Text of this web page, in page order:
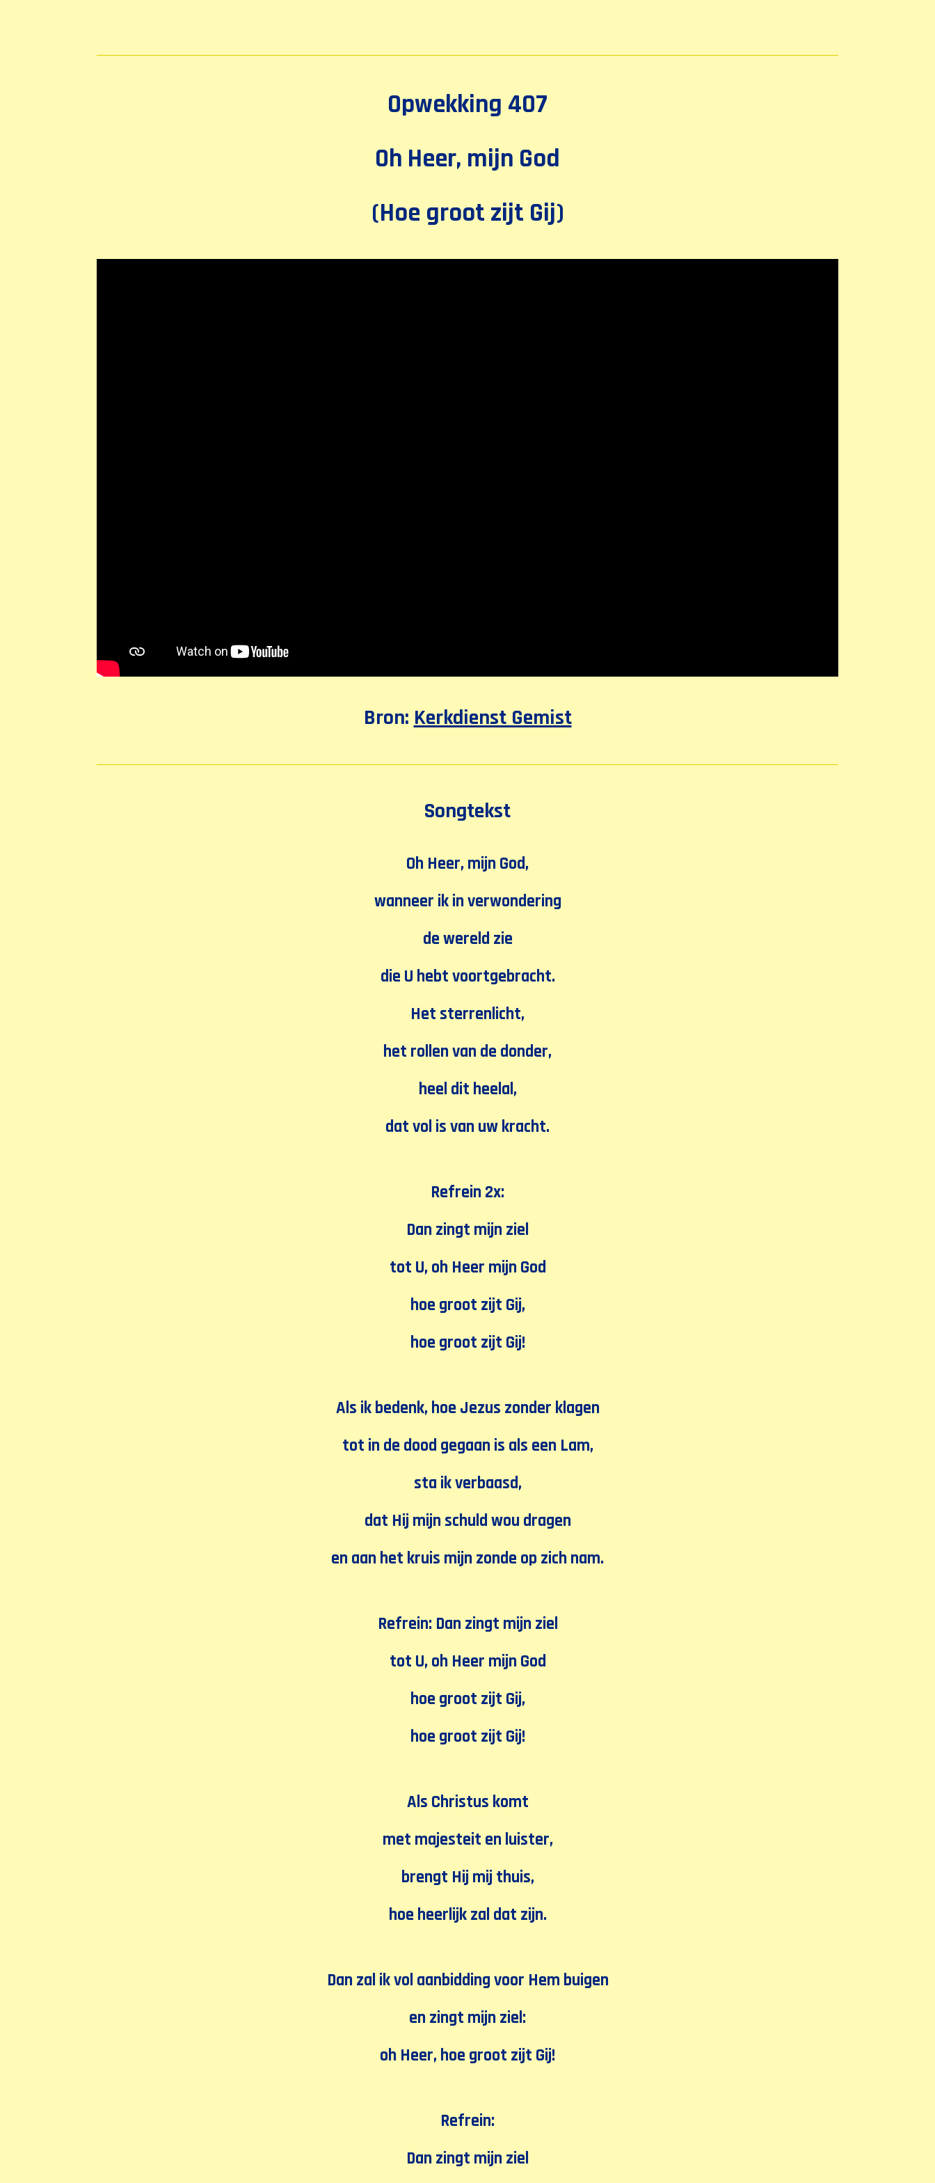
Opwekking 407
Oh Heer, mijn God
(Hoe groot zijt Gij)
Bron: Kerkdienst Gemist
Songtekst
Oh Heer, mijn God,
wanneer ik in verwondering
de wereld zie
die U hebt voortgebracht.
Het sterrenlicht,
het rollen van de donder,
heel dit heelal,
dat vol is van uw kracht.
Refrein 2x:
Dan zingt mijn ziel
tot U, oh Heer mijn God
hoe groot zijt Gij,
hoe groot zijt Gij!
Als ik bedenk, hoe Jezus zonder klagen
tot in de dood gegaan is als een Lam,
sta ik verbaasd,
dat Hij mijn schuld wou dragen
en aan het kruis mijn zonde op zich nam.
Refrein: Dan zingt mijn ziel
tot U, oh Heer mijn God
hoe groot zijt Gij,
hoe groot zijt Gij!
Als Christus komt
met majesteit en luister,
brengt Hij mij thuis,
hoe heerlijk zal dat zijn.
Dan zal ik vol aanbidding voor Hem buigen
en zingt mijn ziel:
oh Heer, hoe groot zijt Gij!
Refrein:
Dan zingt mijn ziel